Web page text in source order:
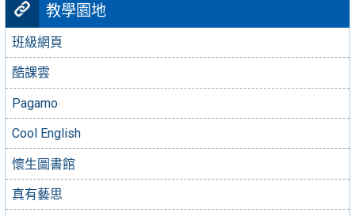
教學園地
班級網頁
酷課雲
Pagamo
Cool English
懷生圖書館
真有藝思